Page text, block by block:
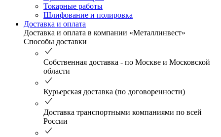
Токарные работы
Шлифование и полировка
Доставка и оплата
Доставка и оплата в компании «Металлинвест»
Способы доставки
Собственная доставка - по Москве и Московской
области
Курьерская доставка (по договоренности)
Доставка транспортными компаниями по всей
России